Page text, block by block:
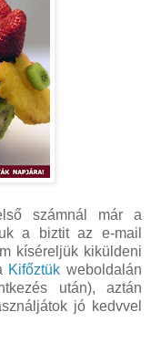
számnál már a
a biztit az e-mail
kíséreljük kiküldeni
Kifőztük weboldalán
után), aztán
jó kedvvel